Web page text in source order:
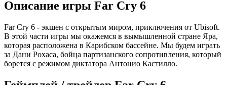
Описание игры Far Cry 6
Far Cry 6 - экшен с открытым миром, приключения от Ubisoft.
В этой части игры мы окажемся в вымышленной стране Яра,
которая расположена в Карибском бассейне. Мы будем играть
за Дани Рохаса, бойца партизанского сопротивления, который
борется с режимом диктатора Антонио Кастилло.